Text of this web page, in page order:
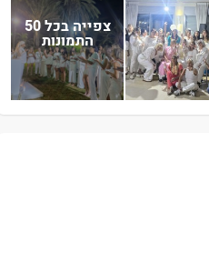
צפייה בכל 50
התמונות